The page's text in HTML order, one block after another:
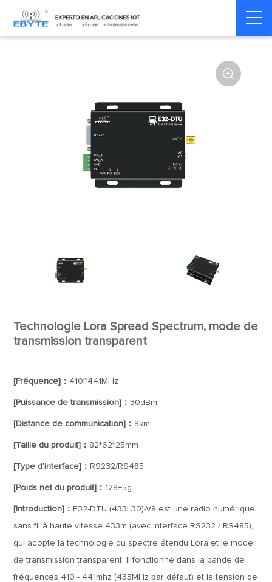
Home > Modem > Wireless modem LoRa wirelss modem

Technologie Lora Spread Spectrum, mode de
transmission transparent
[Fréquence]： 410~441MHz
[Puissance de transmission]：30dBm
[Distance de communication]： 8km
[Taille du produit]： 82*62*25mm
[Type d'interface]： RS232/RS485
[Poids net du produit]： 128±5g
[Introduction]： E32-DTU (433L30)-V8 est une radio numérique
sans fil à haute vitesse 433m (avec interface RS232 / RS485),
qui adopte la technologie du spectre étendu Lora et le mode
de transmission transparent. Il fonctionne dans la bande de
fréquences 410 - 441mhz (433MHz par défaut) et la tension de